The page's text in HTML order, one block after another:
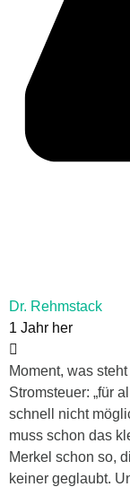
Dr. Rehmstack
1 Jahr her
Moment, was
Stromsteuer: „für
schnell nicht
muss schon das
Merkel schon so,
keiner geglaubt.